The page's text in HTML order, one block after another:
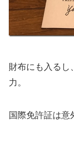
財布にも入るし
力。
国際免許証は意